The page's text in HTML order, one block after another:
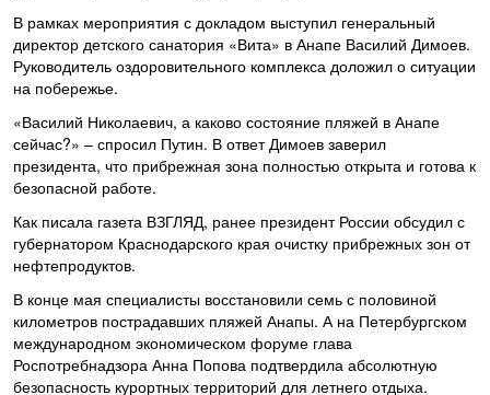
В рамках мероприятия с докладом выступил генеральный
директор детского санатория «Вита» в Анапе Василий Димоев.
Руководитель оздоровительного комплекса доложил о ситуации
на побережье.
«Василий Николаевич, а каково состояние пляжей в Анапе
сейчас?» – спросил Путин. В ответ Димоев заверил
президента, что прибрежная зона полностью открыта и готова к
безопасной работе.
Как писала газета ВЗГЛЯД, ранее президент России обсудил с
губернатором Краснодарского края очистку прибрежных зон от
нефтепродуктов.
В конце мая специалисты восстановили семь с половиной
километров пострадавших пляжей Анапы. А на Петербургском
международном экономическом форуме глава
Роспотребнадзора Анна Попова подтвердила абсолютную
безопасность курортных территорий для летнего отдыха.